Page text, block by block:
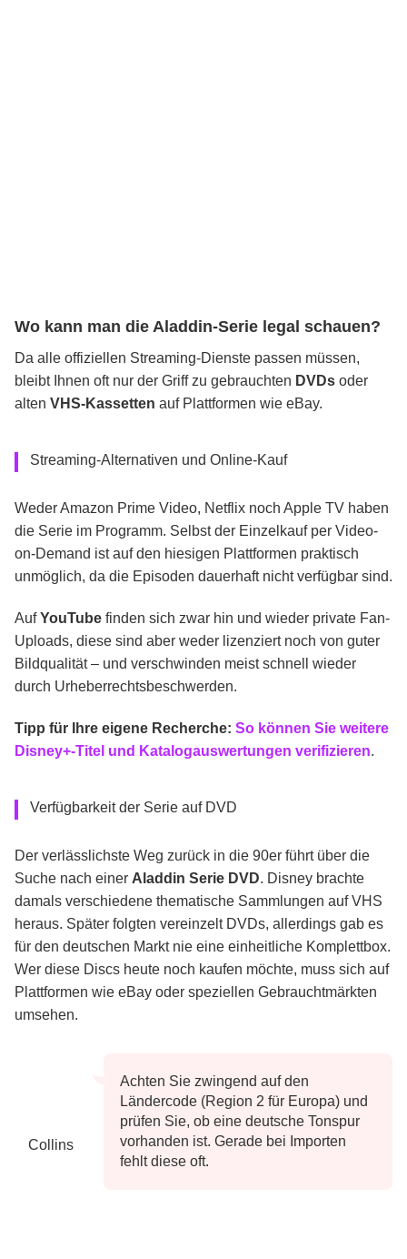
Wo kann man die Aladdin-Serie legal schauen?
Da alle offiziellen Streaming-Dienste passen müssen,
bleibt Ihnen oft nur der Griff zu gebrauchten DVDs oder
alten VHS-Kassetten auf Plattformen wie eBay.
Streaming-Alternativen und Online-Kauf
Weder Amazon Prime Video, Netflix noch Apple TV haben
die Serie im Programm. Selbst der Einzelkauf per Video-
on-Demand ist auf den hiesigen Plattformen praktisch
unmöglich, da die Episoden dauerhaft nicht verfügbar sind.
AufYouTube finden sich zwar hin und wieder private Fan-
Uploads, diese sind aber weder lizenziert noch von guter
Bildqualität – und verschwinden meist schnell wieder
durch Urheberrechtsbeschwerden.
Tipp für Ihre eigene Recherche: So können Sie weitere
Disney+-Titel und Katalogauswertungen verifizieren.
Verfügbarkeit der Serie auf DVD
Der verlässlichste Weg zurück in die 90er führt über die
Suche nach einer Aladdin Serie DVD. Disney brachte
damals verschiedene thematische Sammlungen auf VHS
heraus. Später folgten vereinzelt DVDs, allerdings gab es
für den deutschen Markt nie eine einheitliche Komplettbox.
Wer diese Discs heute noch kaufen möchte, muss sich auf
Plattformen wie eBay oder speziellen Gebrauchtmärkten
umsehen.
Collins
Achten Sie zwingend auf den
Ländercode (Region 2 für Europa) und
prüfen Sie, ob eine deutsche Tonspur
vorhanden ist. Gerade bei Importen
fehlt diese oft.